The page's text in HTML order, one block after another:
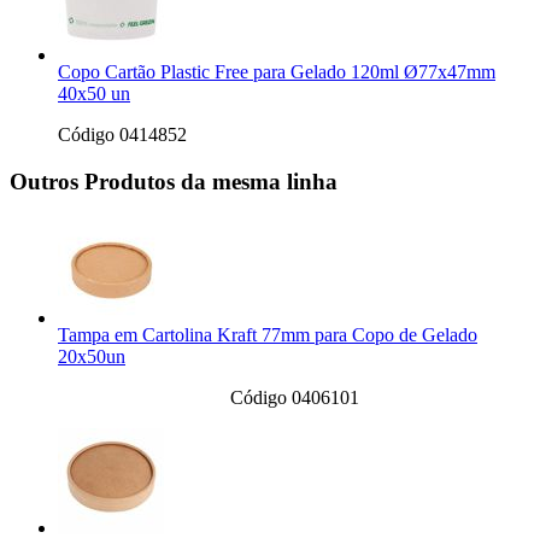
Copo Cartão Plastic Free para Gelado 120ml Ø77x47mm
40x50 un
Código 0414852
Outros Produtos da mesma linha
Tampa em Cartolina Kraft 77mm para Copo de Gelado
20x50un
Código 0406101